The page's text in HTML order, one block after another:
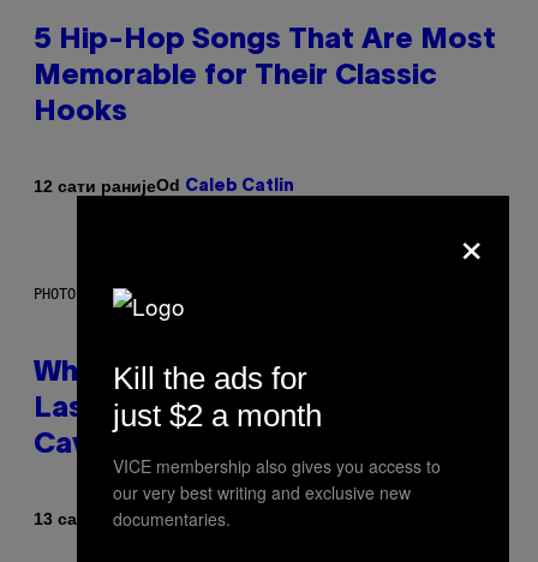
5 Hip-Hop Songs That Are Most
Memorable for Their Classic
Hooks
12 сати ранијеOd Caleb Catlin
PHOTO: NASA; DR PIXEL / GETTY IMAGES
Why NASA Wants to Send a
Laser-Powered Drone Into
Caves Beneath the Moon
13 сати ранијеOdLuis Prada
×
Kill the ads for
just $2 a month
VICE membership also gives you access to
our very best writing and exclusive new
documentaries.